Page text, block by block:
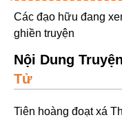
Thức Tỉnh Nhân Vật
Học Bá
OE
Bình Luận Cốt Truyện
SE
Các đạo hữu đang
ghiền truyện
Nội Dung Truyện
Tử
Tiên hoàng đoạt xá